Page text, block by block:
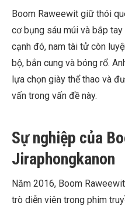
Boom Raweewit giữ thói
cơ bụng sáu múi và bắp
cạnh đó, nam tài tử còn
bộ, bắn cung và bóng rổ.
lựa chọn giày thể thao và
vấn trong vấn đề này.
Sự nghiệp của
Jiraphongkanon
Năm 2016, Boom
trò diễn viên trong phim